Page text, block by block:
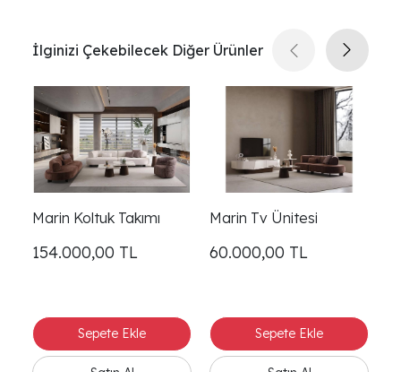
İlginizi Çekebilecek Diğer Ürünler
Marin Koltuk Takımı
154.000,00 TL
Marin Tv Ünitesi
60.000,00 TL